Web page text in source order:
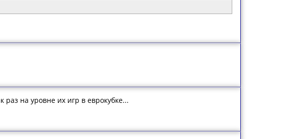
на уровне их игр в еврокубке...